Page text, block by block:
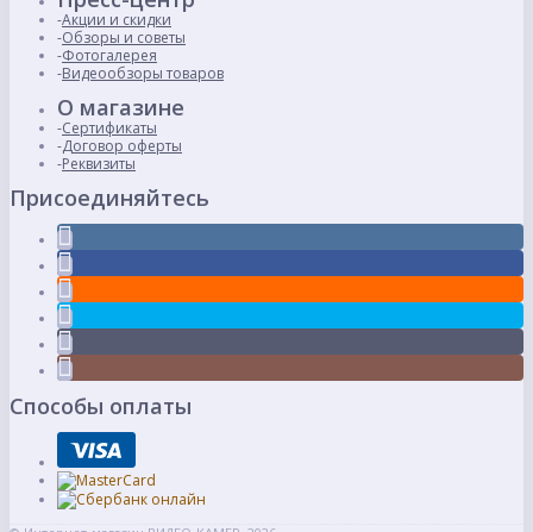
Акции и скидки
Обзоры и советы
Фотогалерея
Видеообзоры товаров
О магазине
Сертификаты
Договор оферты
Реквизиты
Присоединяйтесь
Способы оплаты